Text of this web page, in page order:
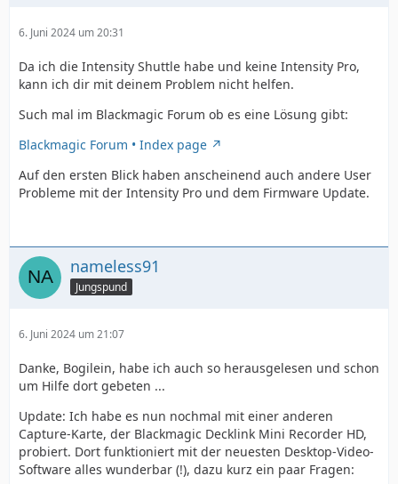
6. Juni 2024 um 20:31
Da ich die Intensity Shuttle habe und keine Intensity Pro,
kann ich dir mit deinem Problem nicht helfen.
Such mal im Blackmagic Forum ob es eine Lösung gibt:
Blackmagic Forum • Index page
Auf den ersten Blick haben anscheinend auch andere User
Probleme mit der Intensity Pro und dem Firmware Update.
nameless91
Jungspund
6. Juni 2024 um 21:07
Danke, Bogilein, habe ich auch so herausgelesen und schon
um Hilfe dort gebeten ...
Update: Ich habe es nun nochmal mit einer anderen
Capture-Karte, der Blackmagic Decklink Mini Recorder HD,
probiert. Dort funktioniert mit der neuesten Desktop-Video-
Software alles wunderbar (!), dazu kurz ein paar Fragen: